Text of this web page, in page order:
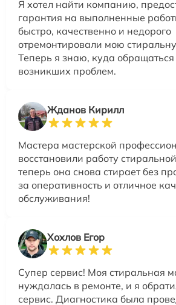
Я хотел найти компанию,
гарантия на выполненные
быстро, качественно и недорого
отремонтировали мою
Теперь я знаю, куда обращаться
возникших проблем.
Жданов Кирилл
Мастера мастерской
восстановили работу
теперь она снова стирает без
за оперативность и отличное
обслуживания!
Хохлов Егор
Супер сервис! Моя стиральная
нуждалась в ремонте, и я
сервис. Диагностика была